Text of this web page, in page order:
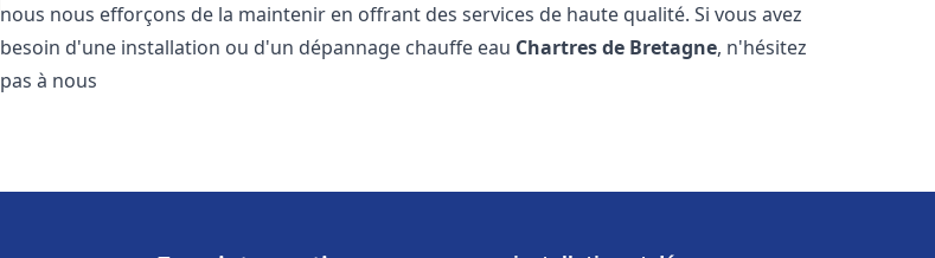
nous nous efforçons de la maintenir en offrant des services de haute qualité. Si vous avez
besoin d'une installation ou d'un dépannage chauffe eau Chartres de Bretagne, n'hésitez
pas à nous